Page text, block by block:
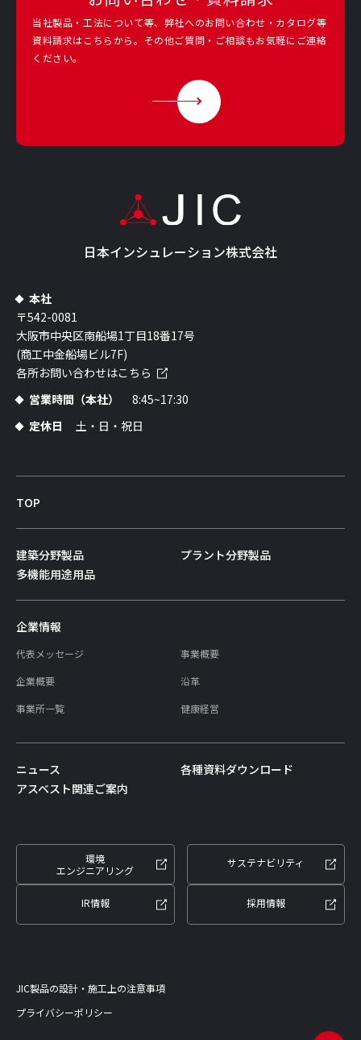
当社製品・工法について等、弊社へのお問い合わせ・カタログ等
資料請求はこちらから。その他ご質問・ご相談もお気軽にご連絡
ください。
日本インシュレーション株式会社
本社
〒542-0081
大阪市中央区南船場1丁目18番17号
(商工中金船場ビル7F)
各所お問い合わせはこちら
営業時間（本社）
8:45~17:30
定休日
土・日・祝日
TOP
建築分野製品
プラント分野製品
多機能用途用品
企業情報
代表メッセージ
事業概要
企業概要
沿革
事業所一覧
健康経営
ニュース
各種資料ダウンロード
アスベスト関連ご案内
環境
エンジニアリング
サステナビリティ
IR情報 採用情報
JIC製品の設計・施工上の注意事項
プライバシーポリシー